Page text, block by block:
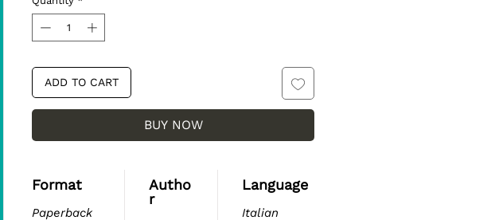
ADD TO CART
BUY NOW
Format
Paperback
Autho
r
Language
Italian